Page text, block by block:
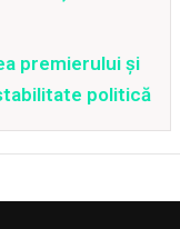
premierului și
politică